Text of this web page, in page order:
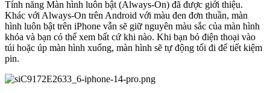
Tính năng Màn hình luôn bật (Always-On) đã được giới thiệu.
Khác với Always-On trên Android với màu đen đơn thuần, màn
hình luôn bật trên iPhone vẫn sẽ giữ nguyên màu sắc của màn hình
khóa và bạn có thể xem bất cứ khi nào. Khi bạn bỏ điện thoại vào
túi hoặc úp màn hình xuống, màn hình sẽ tự động tối đi để tiết kiệm
pin.